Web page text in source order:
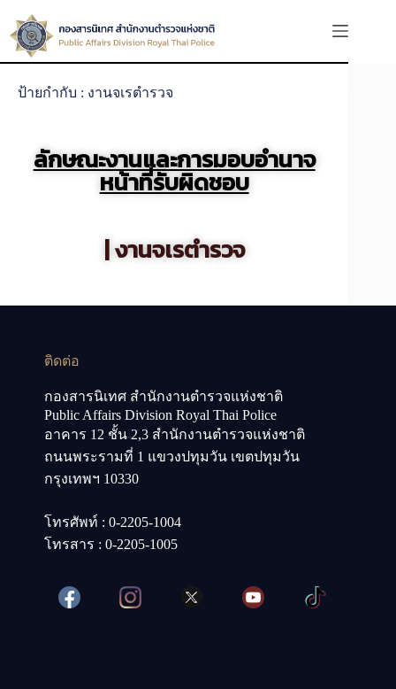
ป้ายกำกับ : งานจเรตำรวจ
ลักษณะงานและการมอบอำนาจ
หน้าที่รับผิดชอบ
| งานจเรตำรวจ
ติดต่อ
กองสารนิเทศ สำนักงานตำรวจแห่งชาติ
Public Affairs Division Royal Thai Police
อาคาร 12 ชั้น 2,3 สำนักงานตำรวจแห่งชาติ
ถนนพระรามที่ 1 แขวงปทุมวัน เขตปทุมวัน
กรุงเทพฯ 10330
โทรศัพท์ : 0-2205-1004
โทรสาร : 0-2205-1005